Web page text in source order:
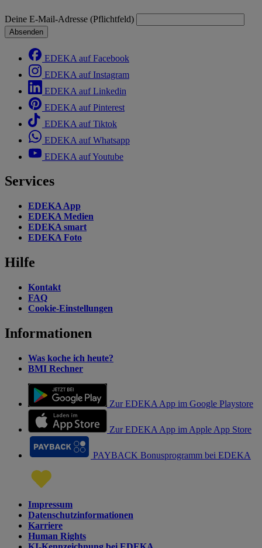
Deine E-Mail-Adresse (Pflichtfeld)
Absenden
EDEKA auf Facebook
EDEKA auf Instagram
EDEKA auf Linkedin
EDEKA auf Pinterest
EDEKA auf Tiktok
EDEKA auf Whatsapp
EDEKA auf Youtube
Services
EDEKA App
EDEKA Medien
EDEKA smart
EDEKA Foto
Hilfe
Kontakt
FAQ
Cookie-Einstellungen
Informationen
Was koche ich heute?
BMI Rechner
Zur EDEKA App im Google Playstore
Zur EDEKA App im Apple App Store
PAYBACK Bonusprogramm bei EDEKA
Impressum
Datenschutzinformationen
Karriere
Human Rights